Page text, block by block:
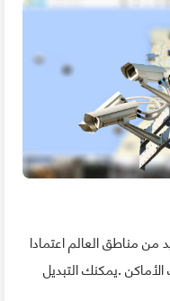
مناطق العالم اعتمادا
.يمكنك التبديل